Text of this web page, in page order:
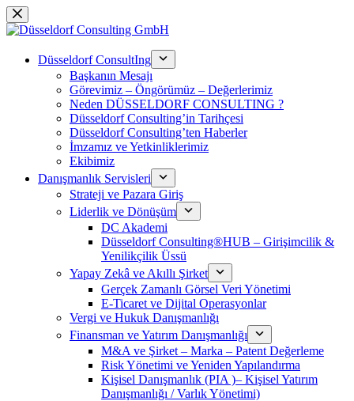
Saltar
al
Düsseldorf ConsultIng
Başkanın Mesajı
Görevimiz – Öngörümüz – Değerlerimiz
Neden DÜSSELDORF CONSULTING ?
Düsseldorf Consulting’in Tarihçesi
Düsseldorf Consulting’ten Haberler
İmzamız ve Yetkinliklerimiz
Ekibimiz
Danışmanlık Servisleri
Strateji ve Pazara Giriş
Liderlik ve Dönüşüm
DC Akademi
Düsseldorf Consulting®HUB – Girişimcilik &
Yenilikçilik Üssü
Yapay Zekâ ve Akıllı Şirket
Gerçek Zamanlı Görsel Veri Yönetimi
E-Ticaret ve Dijital Operasyonlar
Vergi ve Hukuk Danışmanlığı
Finansman ve Yatırım Danışmanlığı
M&A ve Şirket – Marka – Patent Değerleme
Risk Yönetimi ve Yeniden Yapılandırma
Kişisel Danışmanlık (PIA )– Kişisel Yatırım
Danışmanlığı / Varlık Yönetimi)